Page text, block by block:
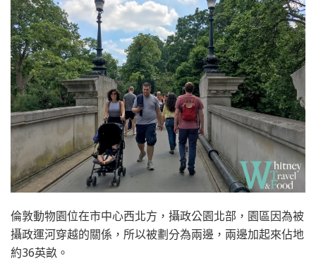
倫敦動物園位在市中心西北方，攝政公園北部，園區因為被
攝政運河穿越的關係，所以被劃分為兩邊，兩邊加起來佔地
約36英畝。